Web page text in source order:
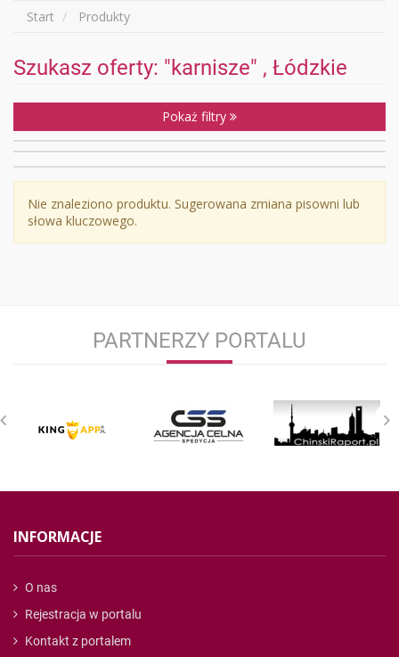
Start Produkty
Szukasz oferty: "karnisze" , Łódzkie
Pokaż filtry
Nie znaleziono produktu. Sugerowana zmiana pisowni lub
słowa kluczowego.
PARTNERZY PORTALU
INFORMACJE
O nas
Rejestracja w portalu
Kontakt z portalem